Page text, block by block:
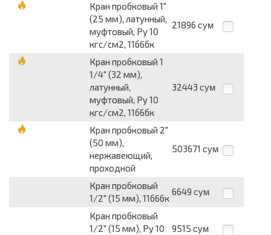
Кран пробковый 1"
(25 мм), латунный,
муфтовый, Py 10
кгс/см2, 11б6бк
21896 сум
Кран пробковый 1
1/4" (32 мм),
латунный,
муфтовый, Py 10
кгс/см2, 11б6бк
32443 сум
Кран пробковый 2"
(50 мм),
нержавеющий,
проходной
503671 сум
Кран пробковый
1/2" (15 мм), 11б6бк
6649 сум
Кран пробковый
1/2" (15 мм), Py 10
9515 сум